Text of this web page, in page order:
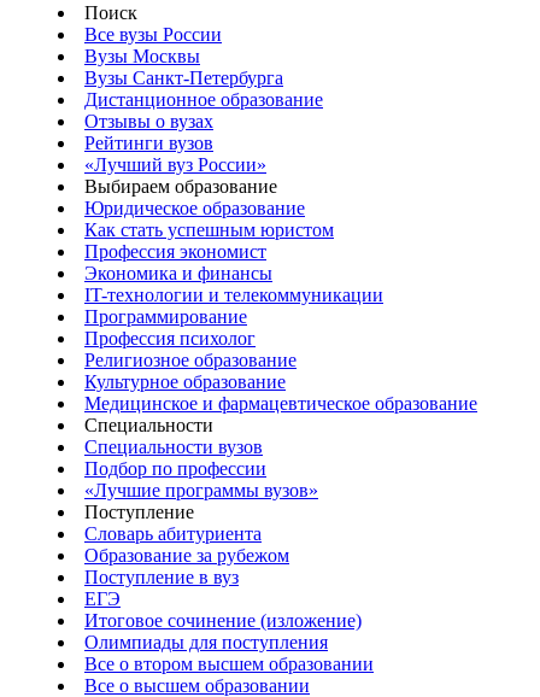
Поиск
Все вузы России
Вузы Москвы
Вузы Санкт-Петербурга
Дистанционное образование
Отзывы о вузах
Рейтинги вузов
«Лучший вуз России»
Выбираем образование
Юридическое образование
Как стать успешным юристом
Профессия экономист
Экономика и финансы
IT-технологии и телекоммуникации
Программирование
Профессия психолог
Религиозное образование
Культурное образование
Медицинское и фармацевтическое образование
Специальности
Специальности вузов
Подбор по профессии
«Лучшие программы вузов»
Поступление
Словарь абитуриента
Образование за рубежом
Поступление в вуз
ЕГЭ
Итоговое сочинение (изложение)
Олимпиады для поступления
Все о втором высшем образовании
Все о высшем образовании